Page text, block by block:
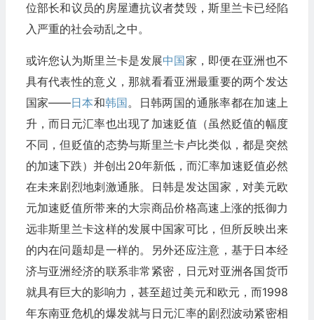
位部长和议员的房屋遭抗议者焚毁，斯里兰卡已经陷
入严重的社会动乱之中。
或许您认为斯里兰卡是发展中国家，即便在亚洲也不
具有代表性的意义，那就看看亚洲最重要的两个发达
国家——日本和韩国。日韩两国的通胀率都在加速上
升，而日元汇率也出现了加速贬值（虽然贬值的幅度
不同，但贬值的态势与斯里兰卡卢比类似，都是突然
的加速下跌）并创出20年新低，而汇率加速贬值必然
在未来剧烈地刺激通胀。日韩是发达国家，对美元欧
元加速贬值所带来的大宗商品价格高速上涨的抵御力
远非斯里兰卡这样的发展中国家可比，但所反映出来
的内在问题却是一样的。另外还应注意，基于日本经
济与亚洲经济的联系非常紧密，日元对亚洲各国货币
就具有巨大的影响力，甚至超过美元和欧元，而1998
年东南亚危机的爆发就与日元汇率的剧烈波动紧密相